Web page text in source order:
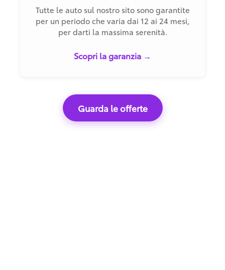
Tutte le auto sul nostro sito sono garantite
per un periodo che varia dai 12 ai 24 mesi,
per darti la massima serenità.
Scopri la garanzia →
Guarda le offerte